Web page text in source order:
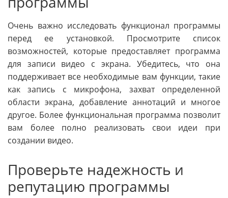
Очень важно исследовать функционал программы
перед ее установкой. Просмотрите список
возможностей, которые предоставляет программа
для записи видео с экрана. Убедитесь, что она
поддерживает все необходимые вам функции, такие
как запись с микрофона, захват определенной
области экрана, добавление аннотаций и многое
другое. Более функциональная программа позволит
вам более полно реализовать свои идеи при
создании видео.
Проверьте надежность и
репутацию программы